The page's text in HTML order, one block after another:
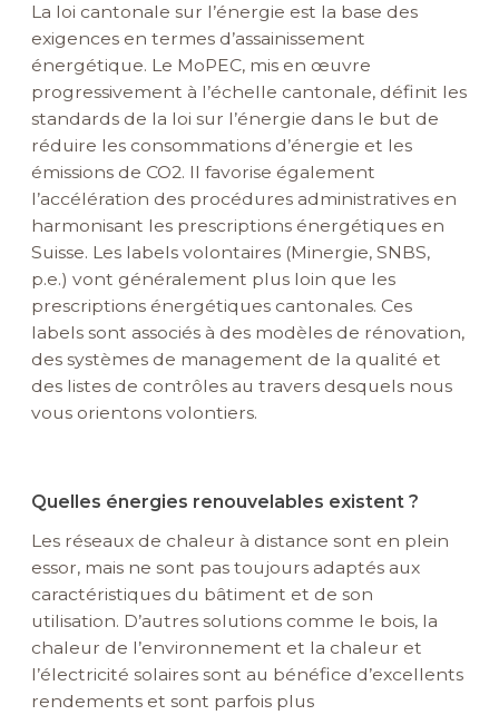
La loi cantonale sur l’énergie est la base des
exigences en termes d’assainissement
énergétique. Le MoPEC, mis en œuvre
progressivement à l’échelle cantonale, définit les
standards de la loi sur l’énergie dans le but de
réduire les consommations d’énergie et les
émissions de CO2. Il favorise également
l’accélération des procédures administratives en
harmonisant les prescriptions énergétiques en
Suisse. Les labels volontaires (Minergie, SNBS,
p.e.) vont généralement plus loin que les
prescriptions énergétiques cantonales. Ces
labels sont associés à des modèles de rénovation,
des systèmes de management de la qualité et
des listes de contrôles au travers desquels nous
vous orientons volontiers.
Quelles énergies renouvelables existent ?
Les réseaux de chaleur à distance sont en plein
essor, mais ne sont pas toujours adaptés aux
caractéristiques du bâtiment et de son
utilisation. D’autres solutions comme le bois, la
chaleur de l’environnement et la chaleur et
l’électricité solaires sont au bénéfice d’excellents
rendements et sont parfois plus